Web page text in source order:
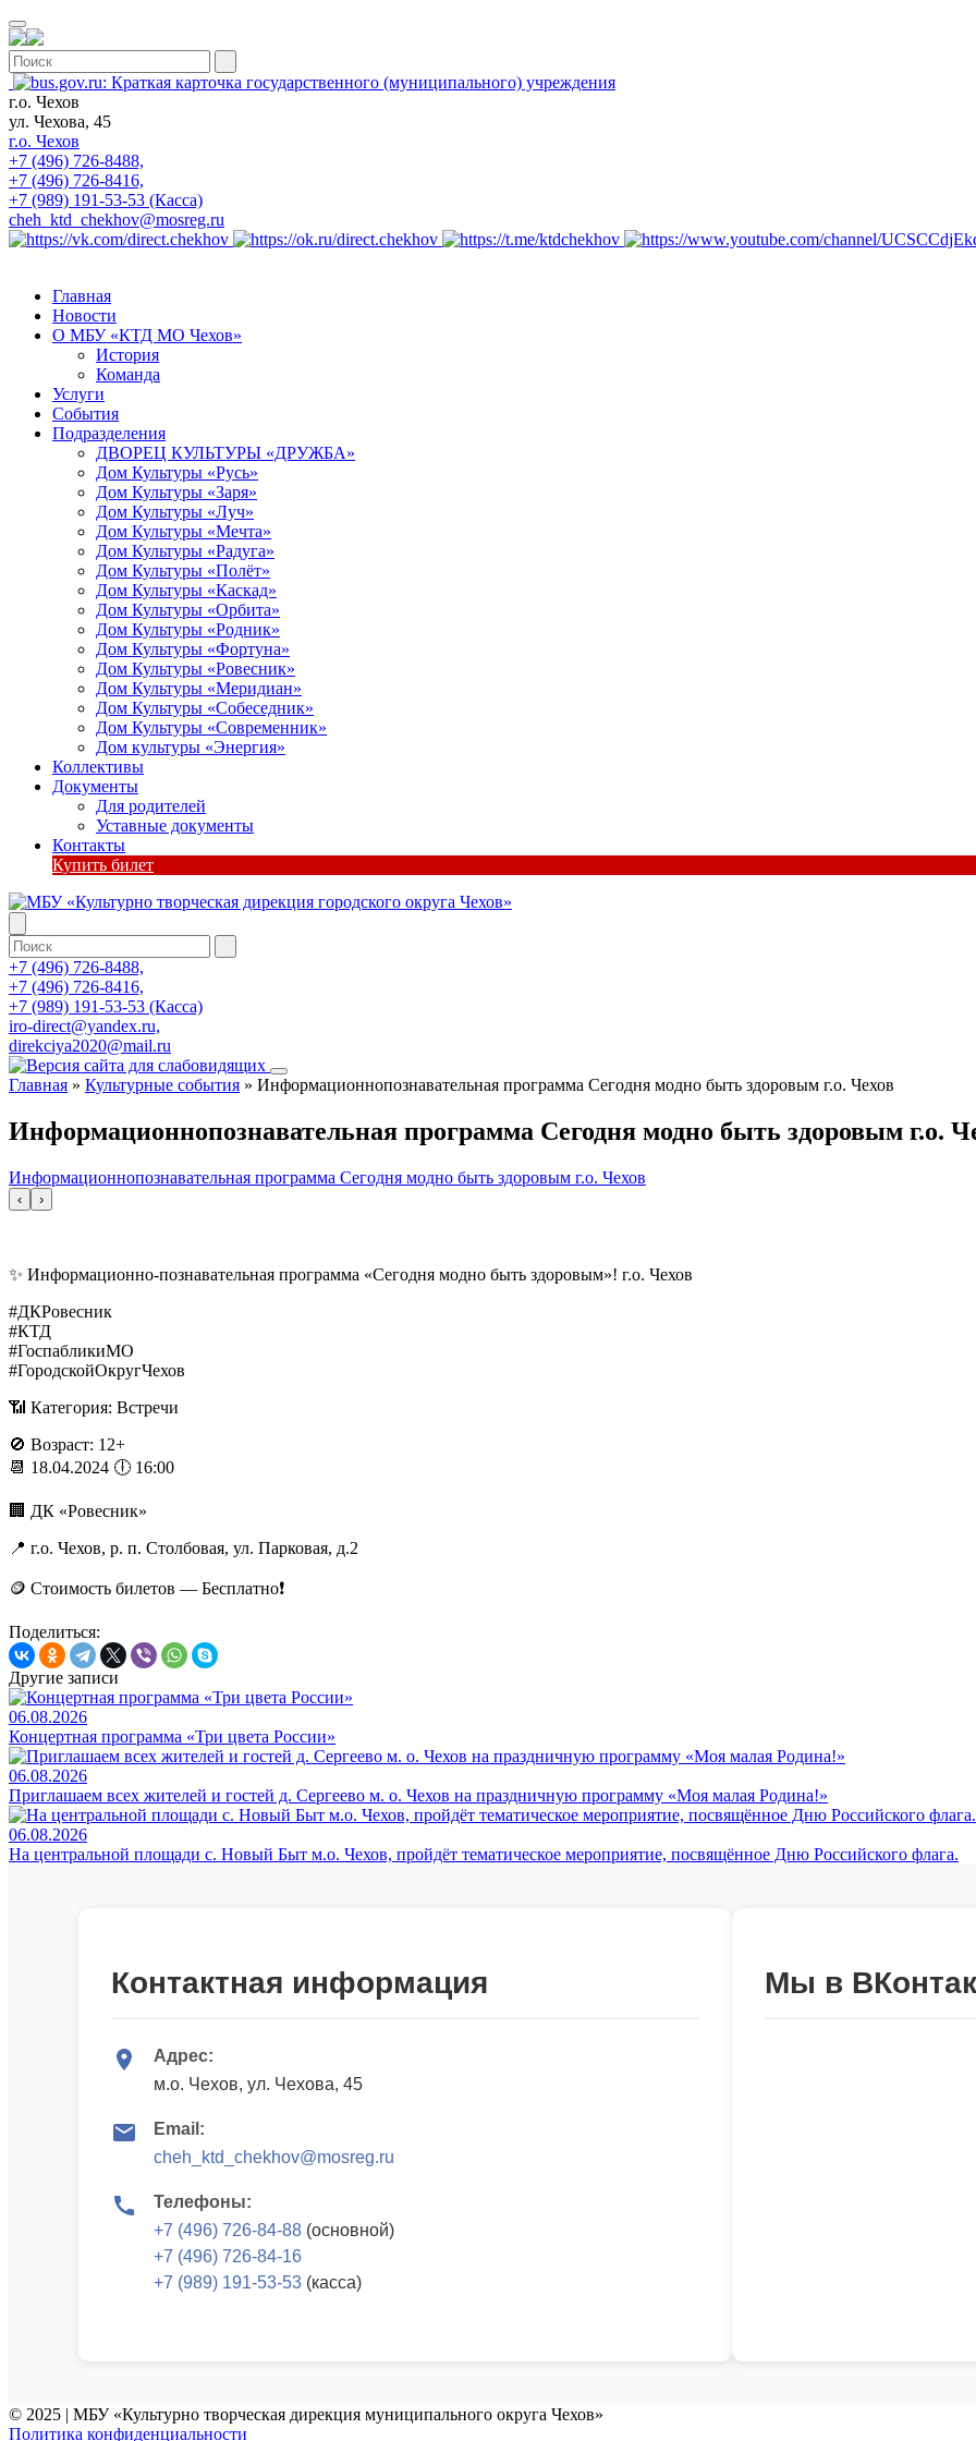
г.о. Чехов
ул. Чехова, 45
г.о. Чехов
+7 (496) 726-8488,
+7 (496) 726-8416,
+7 (989) 191-53-53 (Касса)
cheh_ktd_chekhov@mosreg.ru
Главная
Новости
О МБУ «КТД МО Чехов»
История
Команда
Услуги
События
Подразделения
ДВОРЕЦ КУЛЬТУРЫ «ДРУЖБА»
Дом Культуры «Русь»
Дом Культуры «Заря»
Дом Культуры «Луч»
Дом Культуры «Мечта»
Дом Культуры «Радуга»
Дом Культуры «Полёт»
Дом Культуры «Каскад»
Дом Культуры «Орбита»
Дом Культуры «Родник»
Дом Культуры «Фортуна»
Дом Культуры «Ровесник»
Дом Культуры «Меридиан»
Дом Культуры «Собеседник»
Дом Культуры «Современник»
Дом культуры «Энергия»
Коллективы
Документы
Для родителей
Уставные документы
Контакты
Купить билет
+7 (496) 726-8488,
+7 (496) 726-8416,
+7 (989) 191-53-53 (Касса)
iro-direct@yandex.ru,
direkciya2020@mail.ru
Главная » Культурные события » Информационнопознавательная программа Сегодня модно быть здоровым г.о. Чехов
Информационнопознавательная программа Сегодня модно быть здоровым г.о.
Информационнопознавательная программа Сегодня модно быть здоровым г.о. Чехов
‹ ›
✨ Информационно-познавательная программа «Сегодня модно быть здоровым»! г.о. Чехов
#ДКРовесник
#КТД
#ГоспабликиМО
#ГородскойОкругЧехов
📶 Категория: Встречи
🚫 Возраст: 12+
📆 18.04.2024 🕕 16:00
🏢 ДК «Ровесник»
📍 г.о. Чехов, р. п. Столбовая, ул. Парковая, д.2
🪙 Стоимость билетов — Бесплатно❗️
Поделиться:
Другие записи
06.08.2026
Концертная программа «Три цвета России»
06.08.2026
Приглашаем всех жителей и гостей д. Сергеево м. о. Чехов на праздничную программу «Моя малая Родина!»
06.08.2026
На центральной площади с. Новый Быт м.о. Чехов, пройдёт тематическое мероприятие, посвящённое Дню Российского флага.
Контактная информация
Адрес:
м.о. Чехов, ул. Чехова, 45
Email:
cheh_ktd_chekhov@mosreg.ru
Телефоны:
+7 (496) 726-84-88 (основной)
+7 (496) 726-84-16
+7 (989) 191-53-53 (касса)
Мы в
© 2025 | МБУ «Культурно творческая дирекция муниципального округа Чехов»
Политика конфиденциальности